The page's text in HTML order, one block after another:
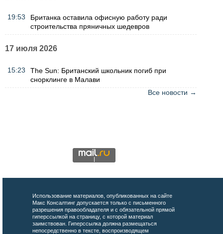
19:53
Британка оставила офисную работу ради
строительства пряничных шедевров
17 июля 2026
15:23
The Sun: Британский школьник погиб при
снорклинге в Малави
Все новости →
Использование материалов, опубликованных на сайте
Макс Консалтинг допускается только с письменного
разрешения правообладателя и с обязательной прямой
гиперссылкой на страницу, с которой материал
заимствован. Гиперссылка должна размещаться
непосредственно в тексте, воспроизводящем